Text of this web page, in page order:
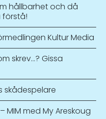
hållbarhet och då
förstå!
Kultur Media
skrev…? Gissa
skådespelare
MIM med My Areskoug